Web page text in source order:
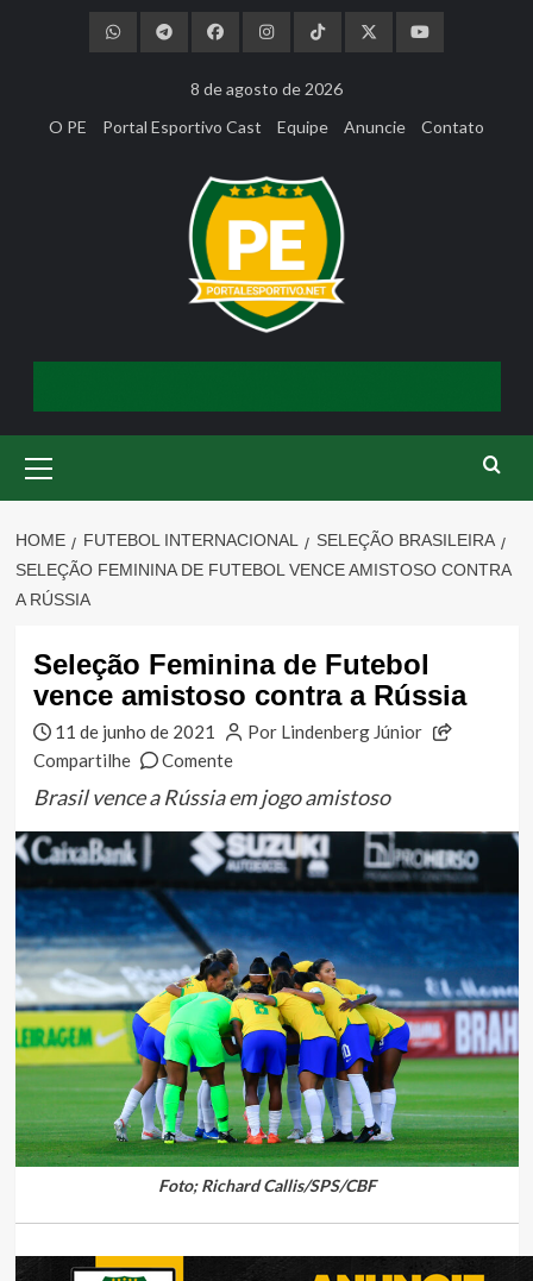
8 de agosto de 2026
O PE
Portal Esportivo Cast Equipe Anuncie Contato
Menu
HOME FUTEBOL INTERNACIONAL
SELEÇÃO BRASILEIRA
SELEÇÃO FEMININA DE FUTEBOL VENCE AMISTOSO CONTRA
A RÚSSIA
Seleção Feminina de Futebol
vence amistoso contra a Rússia
11 de junho de 2021
Por Lindenberg Júnior
Compartilhe
Comente
Brasil vence a Rússia em jogo amistoso
Foto; Richard Callis/SPS/CBF